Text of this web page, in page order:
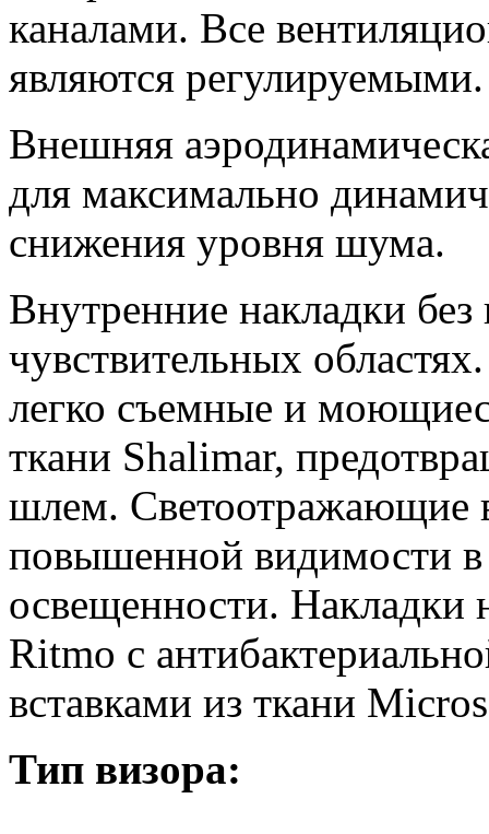
каналами. Все
являются регулируемыми.
Внешняя
для максимально
снижения уровня шума.
Внутренние накладки
чувствительных
легко съемные и
ткани Shalimar,
шлем. Светоотражающие
повышенной видимости в
освещенности. Накладки
Ritmo с
вставками из ткани
Тип визора: